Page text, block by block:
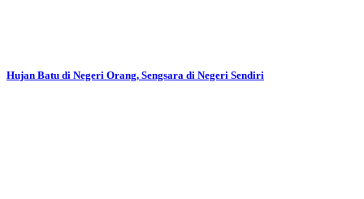
Hujan Batu di Negeri Orang, Sengsara di Negeri Sendiri